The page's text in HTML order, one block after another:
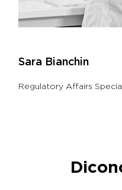
Sara Bianchin
Regulatory Affairs